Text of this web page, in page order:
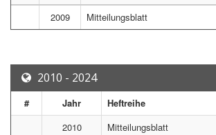
2009
Mitteilungsblatt
2010 - 2024
# Jahr Heftreihe
2010
Mitteilungsblatt